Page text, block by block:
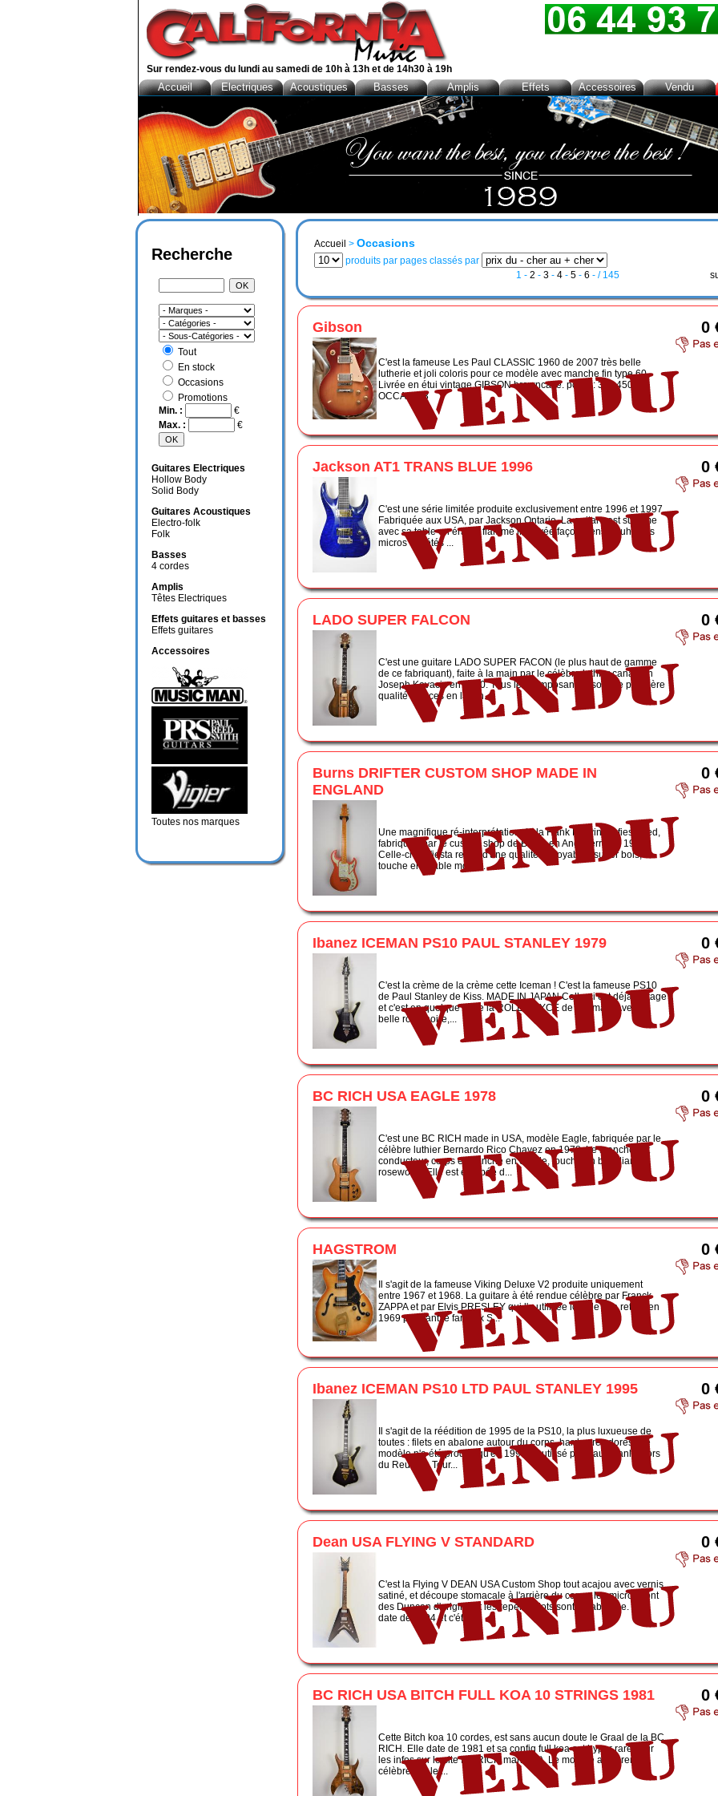
Accueil > Occasions
produits par pages classés par
1 - 2 - 3- 4- 5- 6 - / 145
Gibson
C'est la fameuse Les Paul CLASSIC 1960 de 2007 très belle
lutherie et joli coloris pour ce modèle avec manche fin type 60.
Livrée en étui vintage GIBSON browncase. poids : 3kg 450
OCCA0863
0
Jackson AT1 TRANS BLUE 1996
C'est une série limitée produite exclusivement entre 1996 et 1997.
Fabriquée aux USA, par Jackson Ontario. La guitare est sublime
avec sa table en érable flammé incurvée façon Pensa Suhr. Les
micros ont étés ...
0
LADO SUPER FALCON
C'est une guitare LADO SUPER FACON (le plus haut de gamme
de ce fabriquant), faite à la main par le célèbre luthier canadien
Joseph Kovacic en 1980. Tous les composants y sont de première
qualité : pièces en laiton...
0
Burns DRIFTER CUSTOM SHOP MADE IN
ENGLAND
Une magnifique ré-interprétation de la Hank Marvin en fiesta red,
fabriquée par le custom shop de Burns en Angleterre en 1998.
Celle-ci est fiesta red et d'une qualité incroyable : super bois,
touche en érable mouc...
0
Ibanez ICEMAN PS10 PAUL STANLEY 1979
C'est la crème de la crème cette Iceman ! C'est la fameuse PS10
de Paul Stanley de Kiss. MADE IN JAPAN Celle-ci est déjà vintage
et c'est en quelque sorte la ROLL ROYCE de l'Iceman. Avec sa
belle robe noire,...
0
BC RICH USA EAGLE 1978
C'est une BC RICH made in USA, modèle Eagle, fabriquée par le
célèbre luthier Bernardo Rico Chavez en 1978. Le manche est
conducteur, corps et manche en érable, touche en brazilian
rosewood. Elle est équipée d...
0
HAGSTROM
Il s'agit de la fameuse Viking Deluxe V2 produite uniquement
entre 1967 et 1968. La guitare à été rendue célèbre par Franck
ZAPPA et par Elvis PRESLEY qui l'a utilisée lors de son retour en
1969 pendant le fameux S...
0
Ibanez ICEMAN PS10 LTD PAUL STANLEY 1995
Il s'agit de la réédition de 1995 de la PS10, la plus luxueuse de
toutes : filets en abalone autour du corps, hardwares dorés. Ce
modèle n'a été produit qu'en 1995, et utilisé par Paul Stanley lors
du Reunion Tour...
0
Dean USA FLYING V STANDARD
C'est la Flying V DEAN USA Custom Shop tout acajou avec vernis
satiné, et découpe stomacale à l'arrière du corps, les micros sont
des Duncan d'origine et les repères dots sont en abalone. Elle
date de 2004 et c'éta...
0
BC RICH USA BITCH FULL KOA 10 STRINGS 1981
Cette Bitch koa 10 cordes, est sans aucun doute le Graal de la BC
RICH. Elle date de 1981 et sa config full koa est hyper rare (voir
les infos sur le site BC RICH maniacs). Le modèle a été rendu
célèbre par le ...
0
Recherche
Tout
En stock
Occasions
Promotions
Min. :
€
Max. :
€
Guitares Electriques
Hollow Body
Solid Body
Guitares Acoustiques
Electro-folk
Folk
Basses
4 cordes
Amplis
Têtes Electriques
Effets guitares et basses
Effets guitares
Accessoires
Toutes nos marques
Sur rendez-vous du lundi au samedi de 10h à 13h et de 14h30 à 19h
Accueil Electriques Acoustiques Basses Amplis Effets Accessoires Vendu